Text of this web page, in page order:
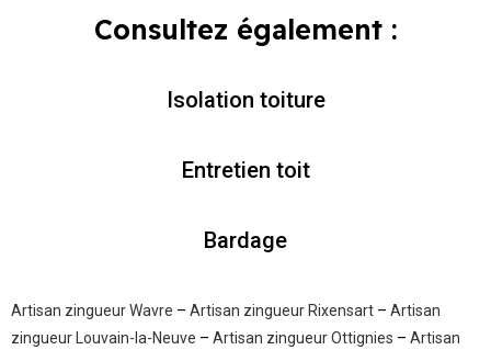
Consultez également :
Isolation toiture
Entretien toit
Bardage
Artisan zingueur Wavre – Artisan zingueur Rixensart – Artisan
zingueur Louvain-la-Neuve – Artisan zingueur Ottignies – Artisan